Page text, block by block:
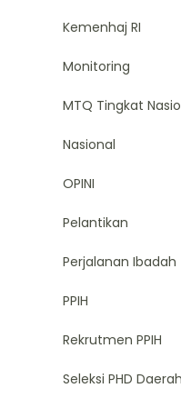
Kemenhaj RI
Monitoring
MTQ Tingkat
Nasional
OPINI
Pelantikan
Perjalanan Ibadah
PPIH
Rekrutmen PPIH
Seleksi PHD Daerah